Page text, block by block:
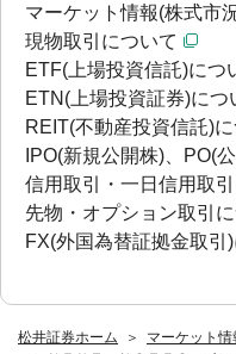
松井証券ホーム
マーケット
マーケット情報(株式市
現物取引について
ETF(上場投資信託)につ
ETN(上場投資証券)につ
REIT(不動産投資信託)
IPO(新規公開株)、PO(
信用取引・一日信用取
先物・オプション取引
FX(外国為替証拠金取引